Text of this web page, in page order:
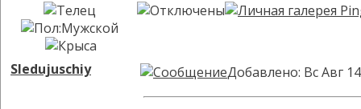
Sledujuschiy Добавлено: Вс Авг